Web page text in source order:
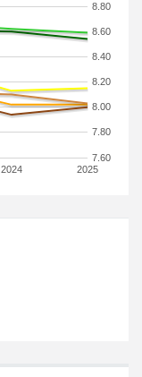
2024 2025
7.60
7.80
8.00
8.20
8.40
8.60
8.80